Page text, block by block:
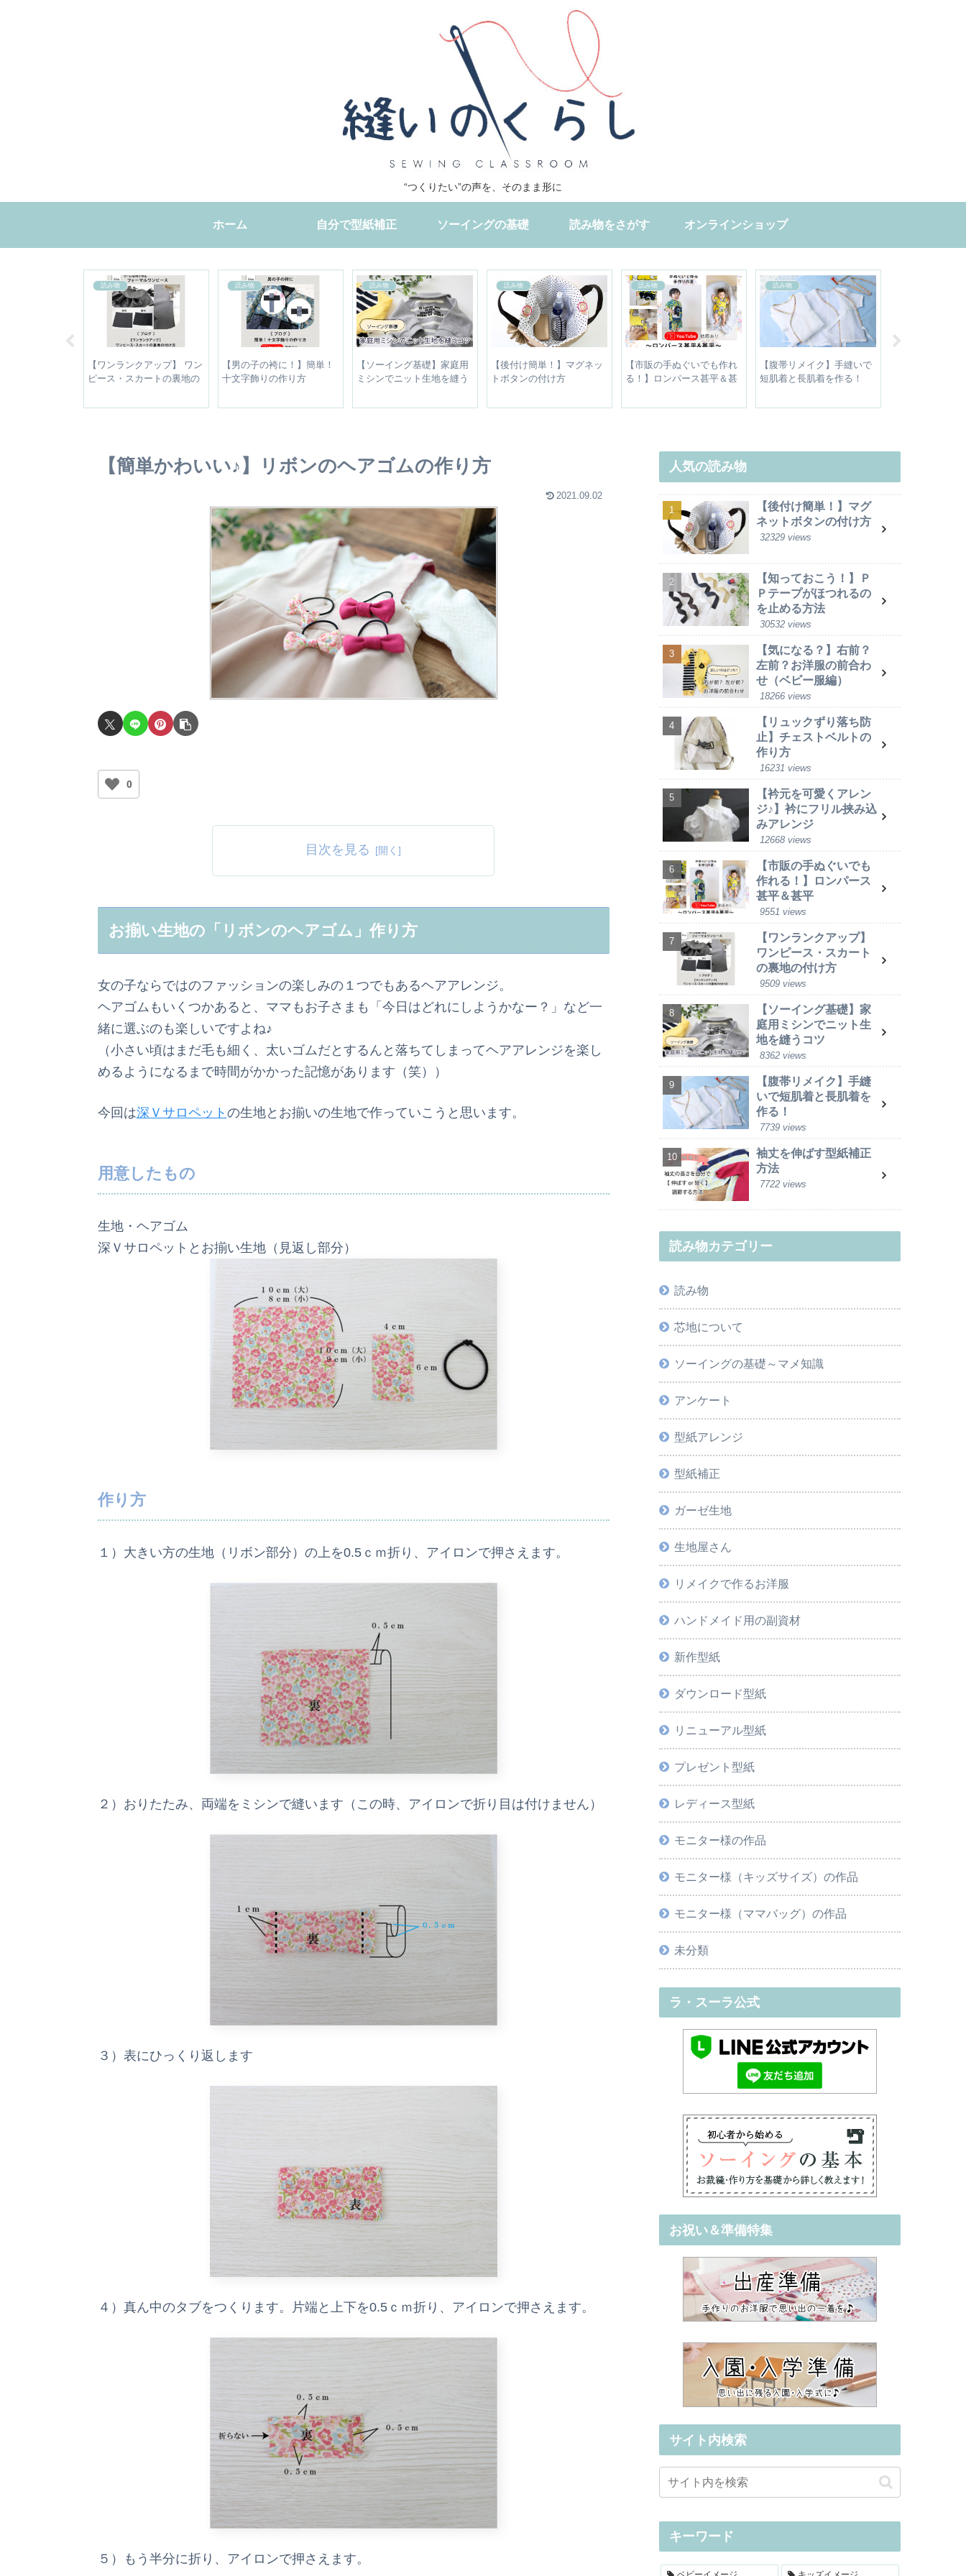
“つくりたい”の声を、そのまま形に
ホーム 自分で型紙補正 ソーイングの基礎 読み物をさがす オンラインショップ
読み物
【ワンランクアップ】 ワン
ピース・スカートの裏地の
読み物
【男の子の袴に！】簡単！
十文字飾りの作り方
読み物
【ソーイング基礎】家庭用
ミシンでニット生地を縫う
読み物
【後付け簡単！】マグネッ
トボタンの付け方
読み物
【市販の手ぬぐいでも作れ
る！】ロンパース甚平＆甚
読み物
【腹帯リメイク】手縫いで
短肌着と長肌着を作る！
【簡単かわいい♪】リボンのヘアゴムの作り方
2021.09.02
0
目次を見る
お揃い生地の「リボンのヘアゴム」作り方
女の子ならではのファッションの楽しみの１つでもあるヘアアレンジ。
ヘアゴムもいくつかあると、ママもお子さまも「今日はどれにしようかなー？」など一
緒に選ぶのも楽しいですよね♪
（小さい頃はまだ毛も細く、太いゴムだとするんと落ちてしまってヘアアレンジを楽し
めるようになるまで時間がかかった記憶があります（笑））
今回は深Ｖサロペット の生地とお揃いの生地で作っていこうと思います。
用意したもの
生地・ヘアゴム
深Ｖサロペットとお揃い生地（見返し部分）
作り方
１）大きい方の生地（リボン部分）の上を0.5ｃｍ折り、アイロンで押さえます。
２）おりたたみ、両端をミシンで縫います（この時、アイロンで折り目は付けません）
３）表にひっくり返します
４）真ん中のタブをつくります。片端と上下を0.5ｃｍ折り、アイロンで押さえます。
５）もう半分に折り、アイロンで押さえます。
人気の読み物
【後付け簡単！】マグ
ネットボタンの付け方
32329 views
【知っておこう！】Ｐ
Ｐテープがほつれるの
を止める方法
30532 views
【気になる？】右前？
左前？お洋服の前合わ
せ（ベビー服編）
18266 views
【リュックずり落ち防
止】チェストベルトの
作り方
16231 views
【衿元を可愛くアレン
ジ♪】衿にフリル挟み込
みアレンジ
12668 views
【市販の手ぬぐいでも
作れる！】ロンパース
甚平＆甚平
9551 views
【ワンランクアップ】
ワンピース・スカート
の裏地の付け方
9509 views
【ソーイング基礎】家
庭用ミシンでニット生
地を縫うコツ
8362 views
【腹帯リメイク】手縫
いで短肌着と長肌着を
作る！
7739 views
袖丈を伸ばす型紙補正
方法
7722 views
読み物カテゴリー
読み物
芯地について
ソーイングの基礎～マメ知識
アンケート
型紙アレンジ
型紙補正
ガーゼ生地
生地屋さん
リメイクで作るお洋服
ハンドメイド用の副資材
新作型紙
ダウンロード型紙
リニューアル型紙
プレゼント型紙
レディース型紙
モニター様の作品
モニター様（キッズサイズ）の作品
モニター様（ママバッグ）の作品
未分類
ラ・スーラ公式
お祝い＆準備特集
サイト内検索
キーワード